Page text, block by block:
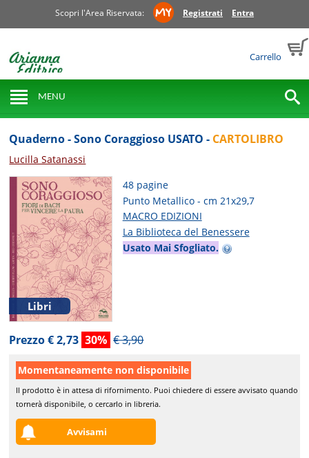
Scopri l'Area Riservata: Registrati Entra
Carrello
MENU
Quaderno - Sono Coraggioso USATO - CARTOLIBRO
Lucilla Satanassi
Libri
48 pagine
Punto Metallico - cm 21x29,7
MACRO EDIZIONI
La Biblioteca del Benessere
Usato Mai Sfogliato.
Prezzo € 2,73 30% € 3,90
Momentaneamente non disponibile
Il prodotto è in attesa di rifornimento. Puoi chiedere di essere avvisato quando
tornerà disponibile, o cercarlo in libreria.
Avvisami